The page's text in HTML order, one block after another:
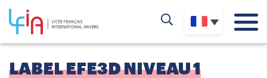
LABEL EFE3D NIVEAU 1